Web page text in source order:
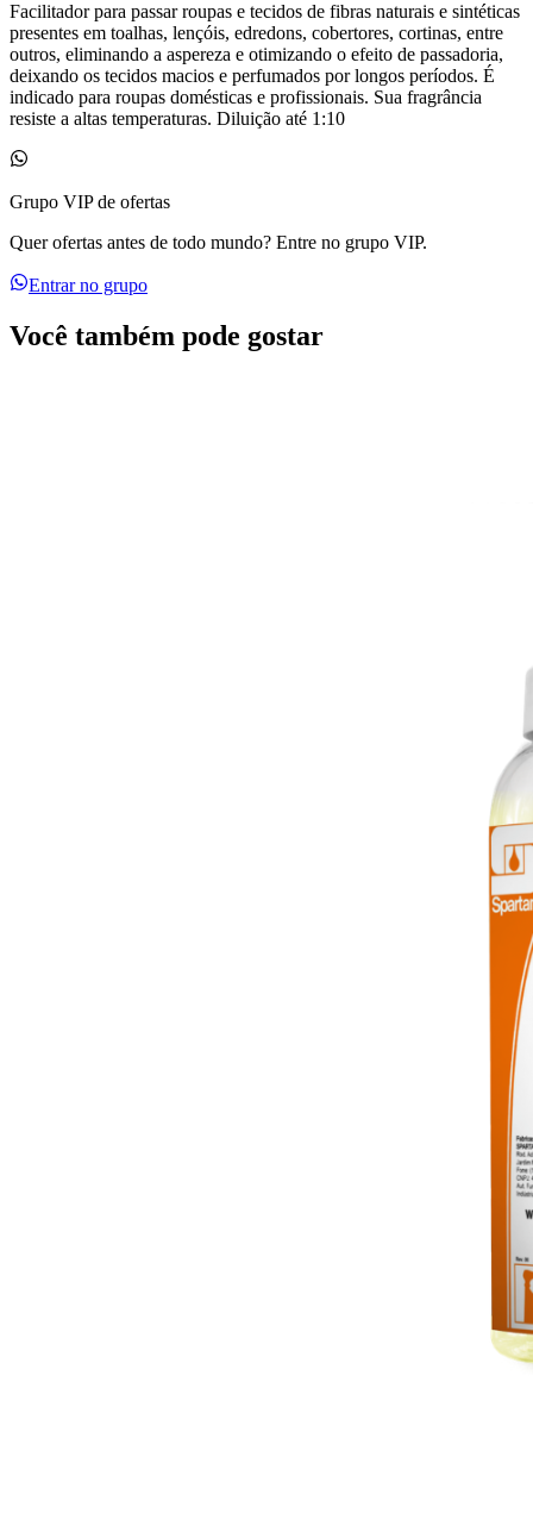
Facilitador para passar roupas e tecidos de fibras naturais e sintéticas
presentes em toalhas, lençóis, edredons, cobertores, cortinas, entre
outros, eliminando a aspereza e otimizando o efeito de passadoria,
deixando os tecidos macios e perfumados por longos períodos. É
indicado para roupas domésticas e profissionais. Sua fragrância
resiste a altas temperaturas. Diluição até 1:10
Grupo VIP de ofertas
Quer ofertas antes de todo mundo? Entre no grupo VIP.
Entrar no grupo
Você também pode gostar